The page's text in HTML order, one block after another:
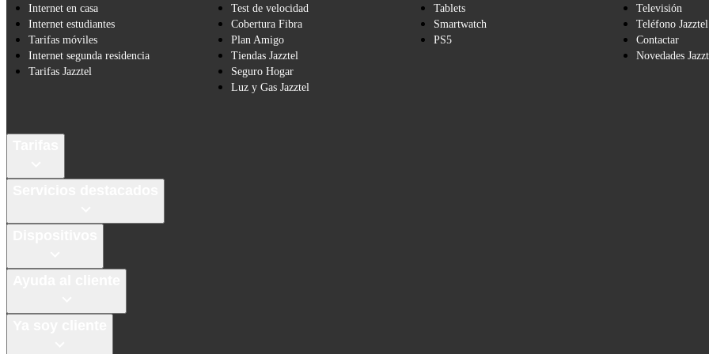
Internet en casa
Internet estudiantes
Tarifas móviles
Internet segunda residencia
Tarifas Jazztel
Test de velocidad
Cobertura Fibra
Plan Amigo
Tiendas Jazztel
Seguro Hogar
Luz y Gas Jazztel
Tablets
Smartwatch
PS5
Televisión
Teléfono Jazztel
Contactar
Novedades